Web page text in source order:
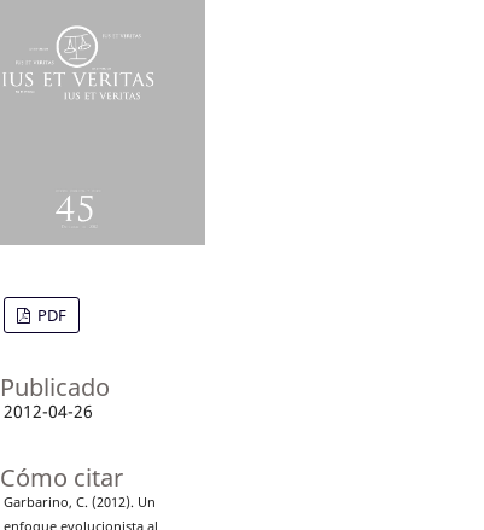
PDF
Publicado
2012-04-26
Cómo citar
Garbarino, C. (2012). Un
enfoque evolucionista al